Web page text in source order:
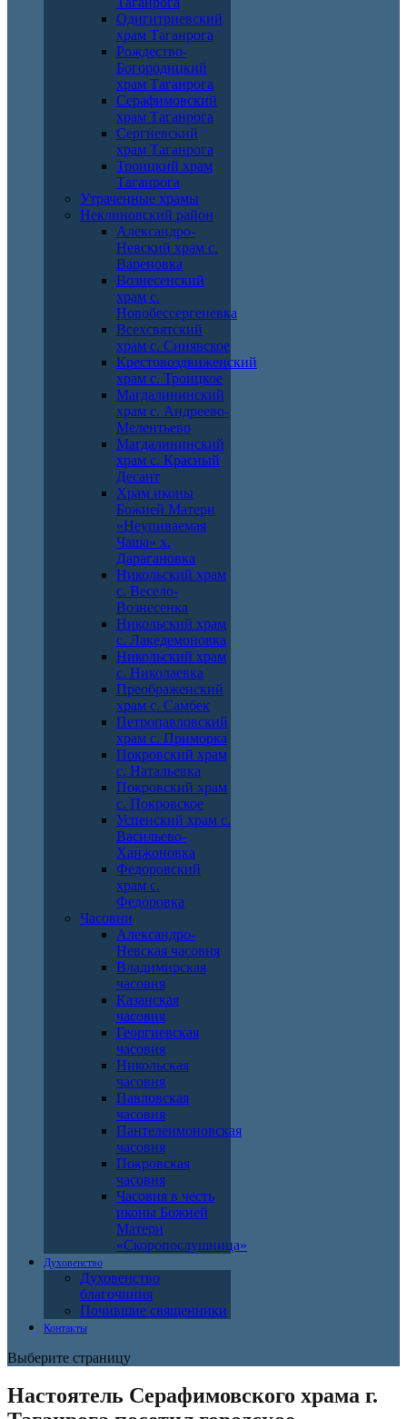
Одигитриевский
храм Таганрога
Рождество-
Богородицкий
храм Таганрога
Серафимовский
храм Таганрога
Сергиевский
храм Таганрога
Троицкий храм
Таганрога
Утраченные храмы
Неклиновский район
Александро-
Невский храм с.
Вареновка
Вознесенский
храм с.
Новобессергеневка
Всехсвятский
храм с. Синявское
Крестовоздвиженский
храм с. Троицкое
Магдалининский
храм с. Андреево-
Мелентьево
Магдалининский
храм с. Красный
Десант
Храм иконы
Божией Матери
«Неупиваемая
Чаша» х.
Дарагановка
Никольский храм
с. Весело-
Вознесенка
Никольский храм
с. Лакедемоновка
Никольский храм
с. Николаевка
Преображенский
храм с. Самбек
Петропавловский
храм с. Приморка
Покровский храм
с. Натальевка
Покровский храм
с. Покровское
Успенский храм с.
Васильево-
Ханжоновка
Федоровский
храм с.
Федоровка
Часовни
Александро-
Невская часовня
Владимирская
часовня
Казанская
часовня
Георгиевская
часовня
Никольская
часовня
Павловская
часовня
Пантелеимоновская
часовня
Покровская
часовня
Часовня в честь
иконы Божией
Матери
«Скоропослушница»
Духовенство
Духовенство
благочиния
Почившие священники
Контакты
Выберите страницу
Настоятель Серафимовского храма г.